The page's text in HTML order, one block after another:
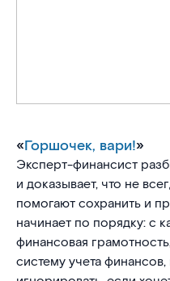
«Горшочек, вари!»
Эксперт-финансист
и доказывает, что не
помогают сохранить и
начинает по порядку: с
финансовая
систему учета